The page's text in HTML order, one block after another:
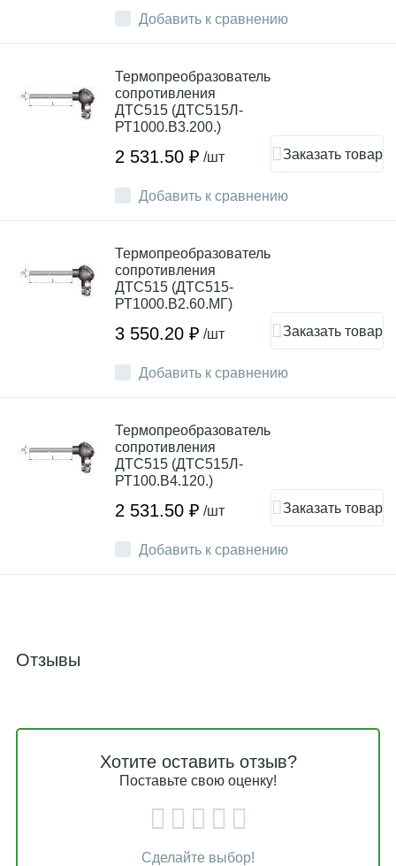
Добавить к сравнению
Добавить к сравнению
Термопреобразователь
сопротивления
ДТC515 (ДТС515Л-
РТ1000.В3.200.)
2 531.50 ₽ /шт Заказать товар
Добавить к сравнению
Термопреобразователь
сопротивления
ДТC515 (ДТС515-
РТ1000.В2.60.МГ)
3 550.20 ₽ /шт Заказать товар
Добавить к сравнению
Термопреобразователь
сопротивления
ДТC515 (ДТС515Л-
РТ100.В4.120.)
2 531.50 ₽ /шт Заказать товар
Отзывы
Хотите оставить отзыв?
Поставьте свою оценку!
Сделайте выбор!